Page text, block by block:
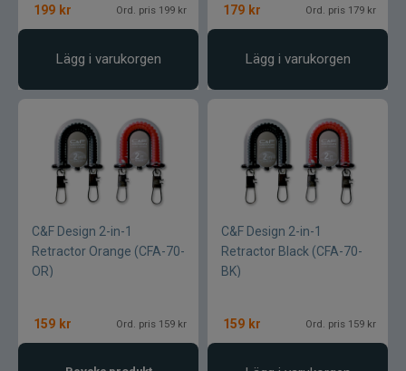
199 kr Ord. pris 199 kr
Lägg i varukorgen
179 kr Ord. pris 179 kr
Lägg i varukorgen
C&F Design 2-in-1
Retractor Orange (CFA-70-
OR)
159 kr Ord. pris 159 kr
C&F Design 2-in-1
Retractor Black (CFA-70-
BK)
159 kr Ord. pris 159 kr